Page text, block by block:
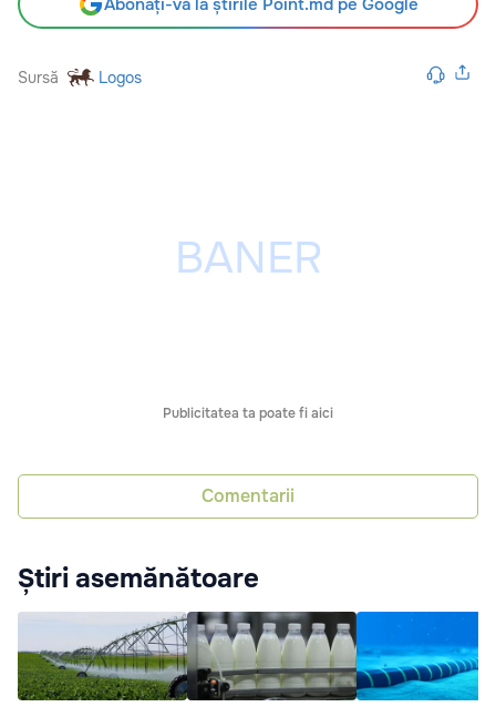
Sursă Logos
Publicitatea ta poate fi aici
Comentarii
Știri asemănătoare